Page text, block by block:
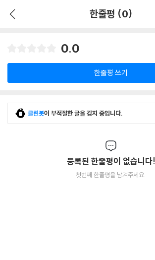
한줄평 (0)
0.0
한줄평 쓰기
클린봇이 부적절한 글을 감지 중입니다.
등록된 한줄평이 없습니다!
첫번째 한줄평을 남겨주세요.